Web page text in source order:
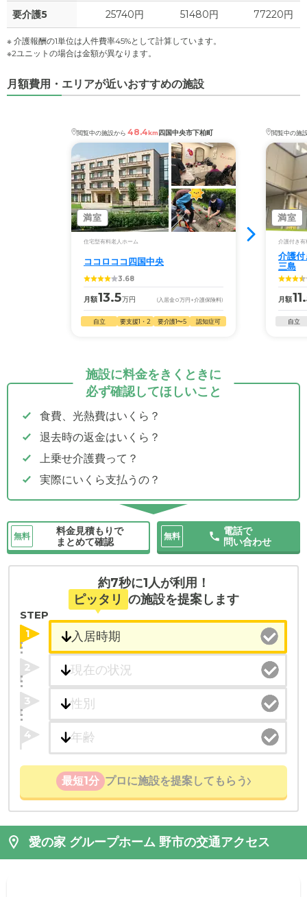
要介護5 25740円 51480円 77220円
※ 介護報酬の1単位は人件費率45%として計算しています。
※2ユニットの場合は金額が異なります。
月額費用・エリアが近いおすすめの施設
閲覧中の施設から 48.4km四国中央市下柏町
満室
住宅型有料老人ホーム
ココロココ四国中央
3.68
月額13.5万円 (入居金0万円 +介護保険料)
自立 要支援1・2 要介護1〜5 認知症可
閲覧中の施
満室
介護付き有
介護
三島
月額
自立
施設に料金をきくときに
必ず確認してほしいこと
食費、光熱費はいくら？
退去時の返金はいくら？
上乗せ介護費って？
実際にいくら支払うの？
無料
料金見積もりで
まとめて確認
無料
電話で
問い合わせ
約7秒に1人が利用！
ピッタリ の施設を提案します
STEP
1
2
3
4
最短1分 プロに施設を提案してもらう
愛の家 グループホーム 野市の交通アクセス